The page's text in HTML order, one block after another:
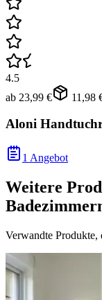
4.5
ab 23,99 € 11,98
Aloni
1 Angebot
Weitere
Verwandte